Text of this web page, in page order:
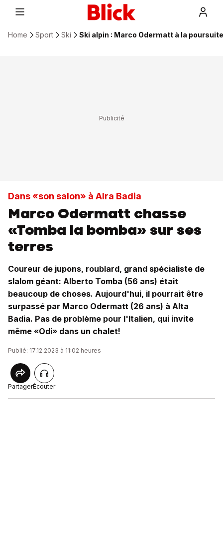
Home Sport Ski Ski alpin : Marco Odermatt à la
Dans «son salon» à Alra Badia
Marco Odermatt chasse
«Tomba la bomba» sur ses
terres
Coureur de jupons, roublard, grand spécialiste de
slalom géant: Alberto Tomba (56 ans) était
beaucoup de choses. Aujourd'hui, il pourrait être
surpassé par Marco Odermatt (26 ans) à Alta
Badia. Pas de problème pour l'Italien, qui invite
même «Odi» dans un chalet!
Publié: 17.12.2023 à 11:02 heures
PartagerÉcouter